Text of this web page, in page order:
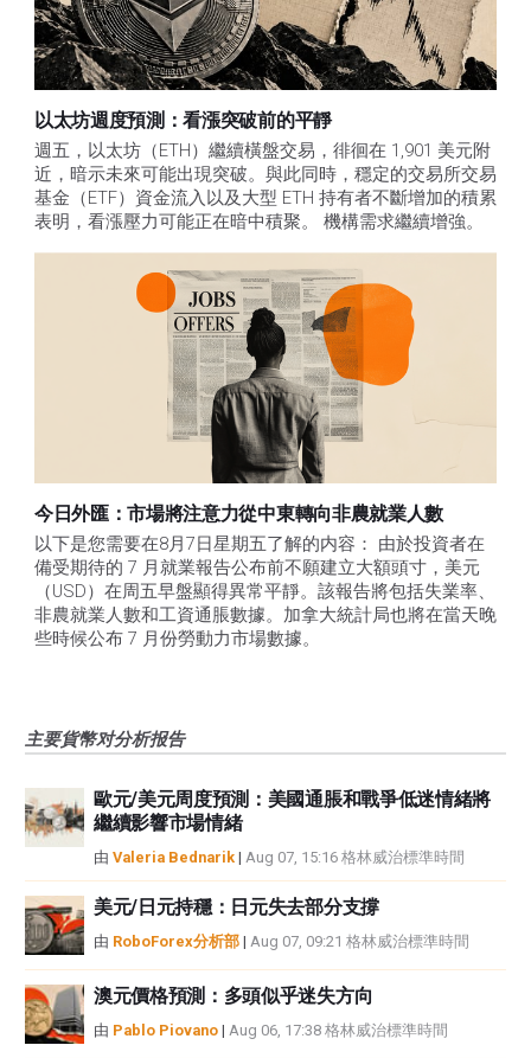
以太坊週度預測：看漲突破前的平靜
週五，以太坊（ETH）繼續橫盤交易，徘徊在 1,901 美元附
近，暗示未來可能出現突破。與此同時，穩定的交易所交易
基金（ETF）資金流入以及大型 ETH 持有者不斷增加的積累
表明，看漲壓力可能正在暗中積聚。 機構需求繼續增強。
今日外匯：市場將注意力從中東轉向非農就業人數
以下是您需要在8月7日星期五了解的内容： 由於投資者在
備受期待的 7 月就業報告公布前不願建立大額頭寸，美元
（USD）在周五早盤顯得異常平靜。該報告將包括失業率、
非農就業人數和工資通脹數據。加拿大統計局也將在當天晚
些時候公布 7 月份勞動力市場數據。
主要貨幣对分析报告
歐元/美元周度預測：美國通脹和戰爭低迷情緒將
繼續影響市場情緒
由 Valeria Bednarik | Aug 07, 15:16 格林威治標準時間
美元/日元持穩：日元失去部分支撐
由 RoboForex分析部 | Aug 07, 09:21 格林威治標準時間
澳元價格預測：多頭似乎迷失方向
由 Pablo Piovano | Aug 06, 17:38 格林威治標準時間